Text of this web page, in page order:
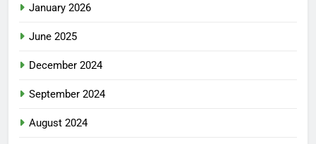
January 2026
June 2025
December 2024
September 2024
August 2024